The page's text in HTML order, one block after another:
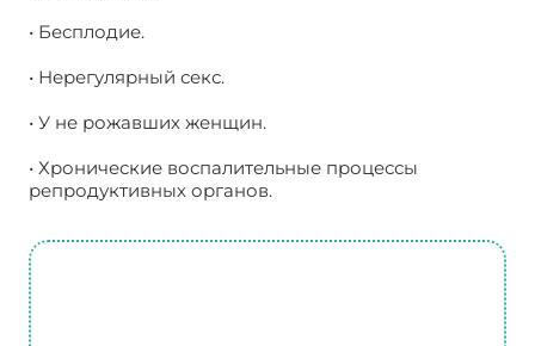
• Бесплодие.
• Нерегулярный секс.
• У не рожавших женщин.
• Хронические воспалительные процессы
репродуктивных органов.